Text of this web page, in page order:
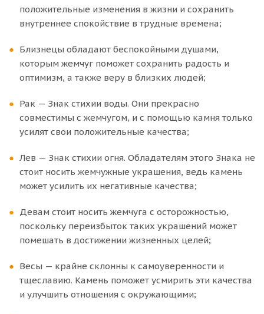
положительные изменения в жизни и сохранить
внутреннее спокойствие в трудные времена;
Близнецы обладают беспокойными душами,
которым жемчуг поможет сохранить радость и
оптимизм, а также веру в близких людей;
Рак — Знак стихии воды. Они прекрасно
совместимы с жемчугом, и с помощью камня только
усилят свои положительные качества;
Лев — Знак стихии огня. Обладателям этого Знака не
стоит носить жемчужные украшения, ведь камень
может усилить их негативные качества;
Девам стоит носить жемчуга с осторожностью,
поскольку переизбыток таких украшений может
помешать в достижении жизненных целей;
Весы — крайне склонны к самоуверенности и
тщеславию. Камень поможет усмирить эти качества
и улучшить отношения с окружающими;